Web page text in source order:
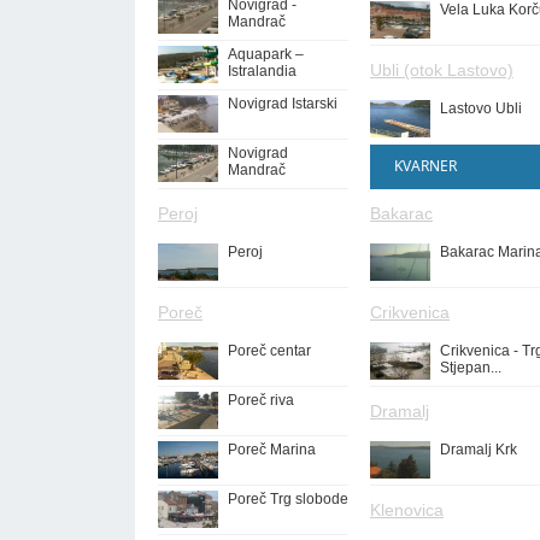
Novigrad -
Mandrač
Aquapark –
Istralandia
Novigrad Istarski
Novigrad
Mandrač
Peroj
Peroj
Poreč
Poreč centar
Poreč riva
Poreč Marina
Poreč Trg slobode
Vela Luka
Ubli (otok Lastovo)
Lastovo Ubli
KVARNER
Bakarac
Bakarac
Crikvenica
Crikvenica -
Stjepan...
Dramalj
Dramalj Krk
Klenovica